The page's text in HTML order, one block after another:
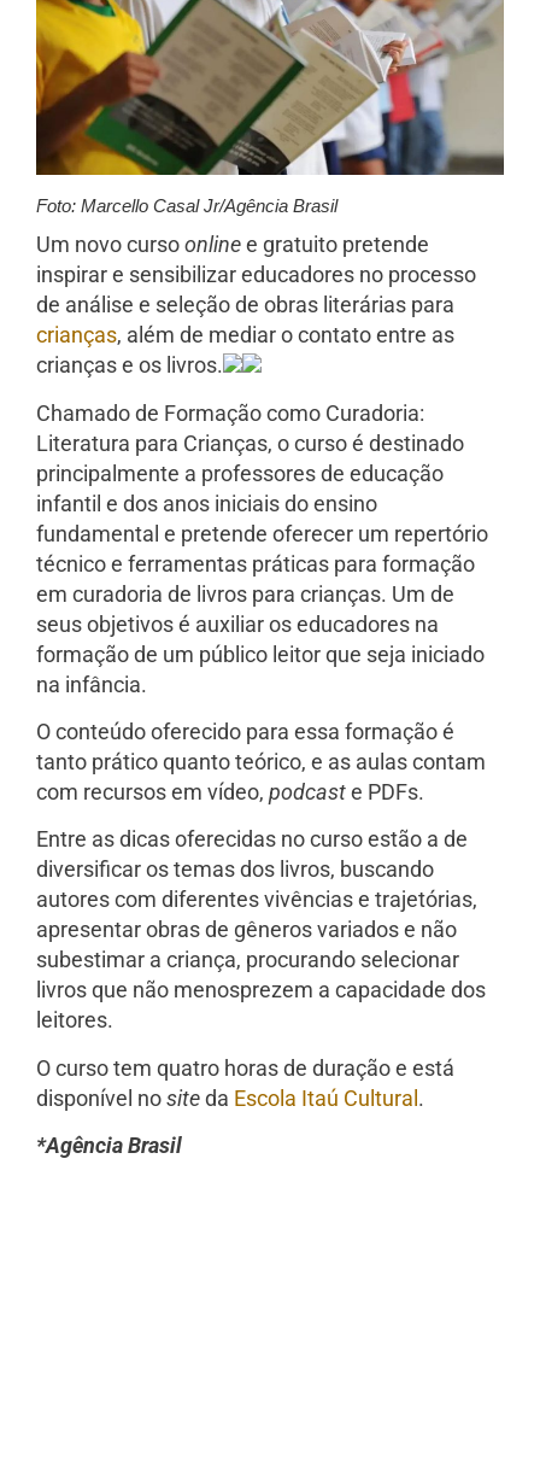
Foto: Marcello Casal Jr/Agência Brasil
Um novo cursoonlinee gratuito pretende
inspirar e sensibilizar educadores no processo
de análise e seleção de obras literárias para
crianças, além de mediar o contato entre as
crianças e os livros.
Chamado de Formação como Curadoria:
Literatura para Crianças, o curso é destinado
principalmente a professores de educação
infantil e dos anos iniciais do ensino
fundamental e pretende oferecer um repertório
técnico e ferramentas práticas para formação
em curadoria de livros para crianças. Um de
seus objetivos é auxiliar os educadores na
formação de um público leitor que seja iniciado
na infância.
O conteúdo oferecido para essa formação é
tanto prático quanto teórico, e as aulas contam
com recursos em vídeo, podcaste PDFs.
Entre as dicas oferecidas no curso estão a de
diversificar os temas dos livros, buscando
autores com diferentes vivências e trajetórias,
apresentar obras de gêneros variados e não
subestimar a criança, procurando selecionar
livros que não menosprezem a capacidade dos
leitores.
O curso tem quatro horas de duração e está
disponível nositeda Escola Itaú Cultural.
*Agência Brasil